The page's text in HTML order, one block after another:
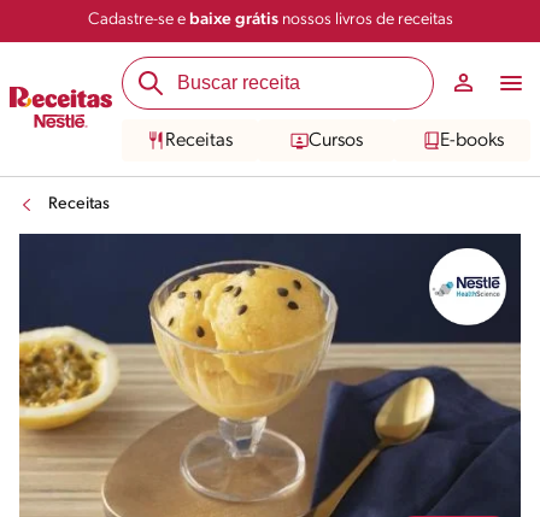
Cadastre-se e baixe grátisnossos livros de receitas
Receitas Cursos E-books
Receitas
Salvar Compartilhar